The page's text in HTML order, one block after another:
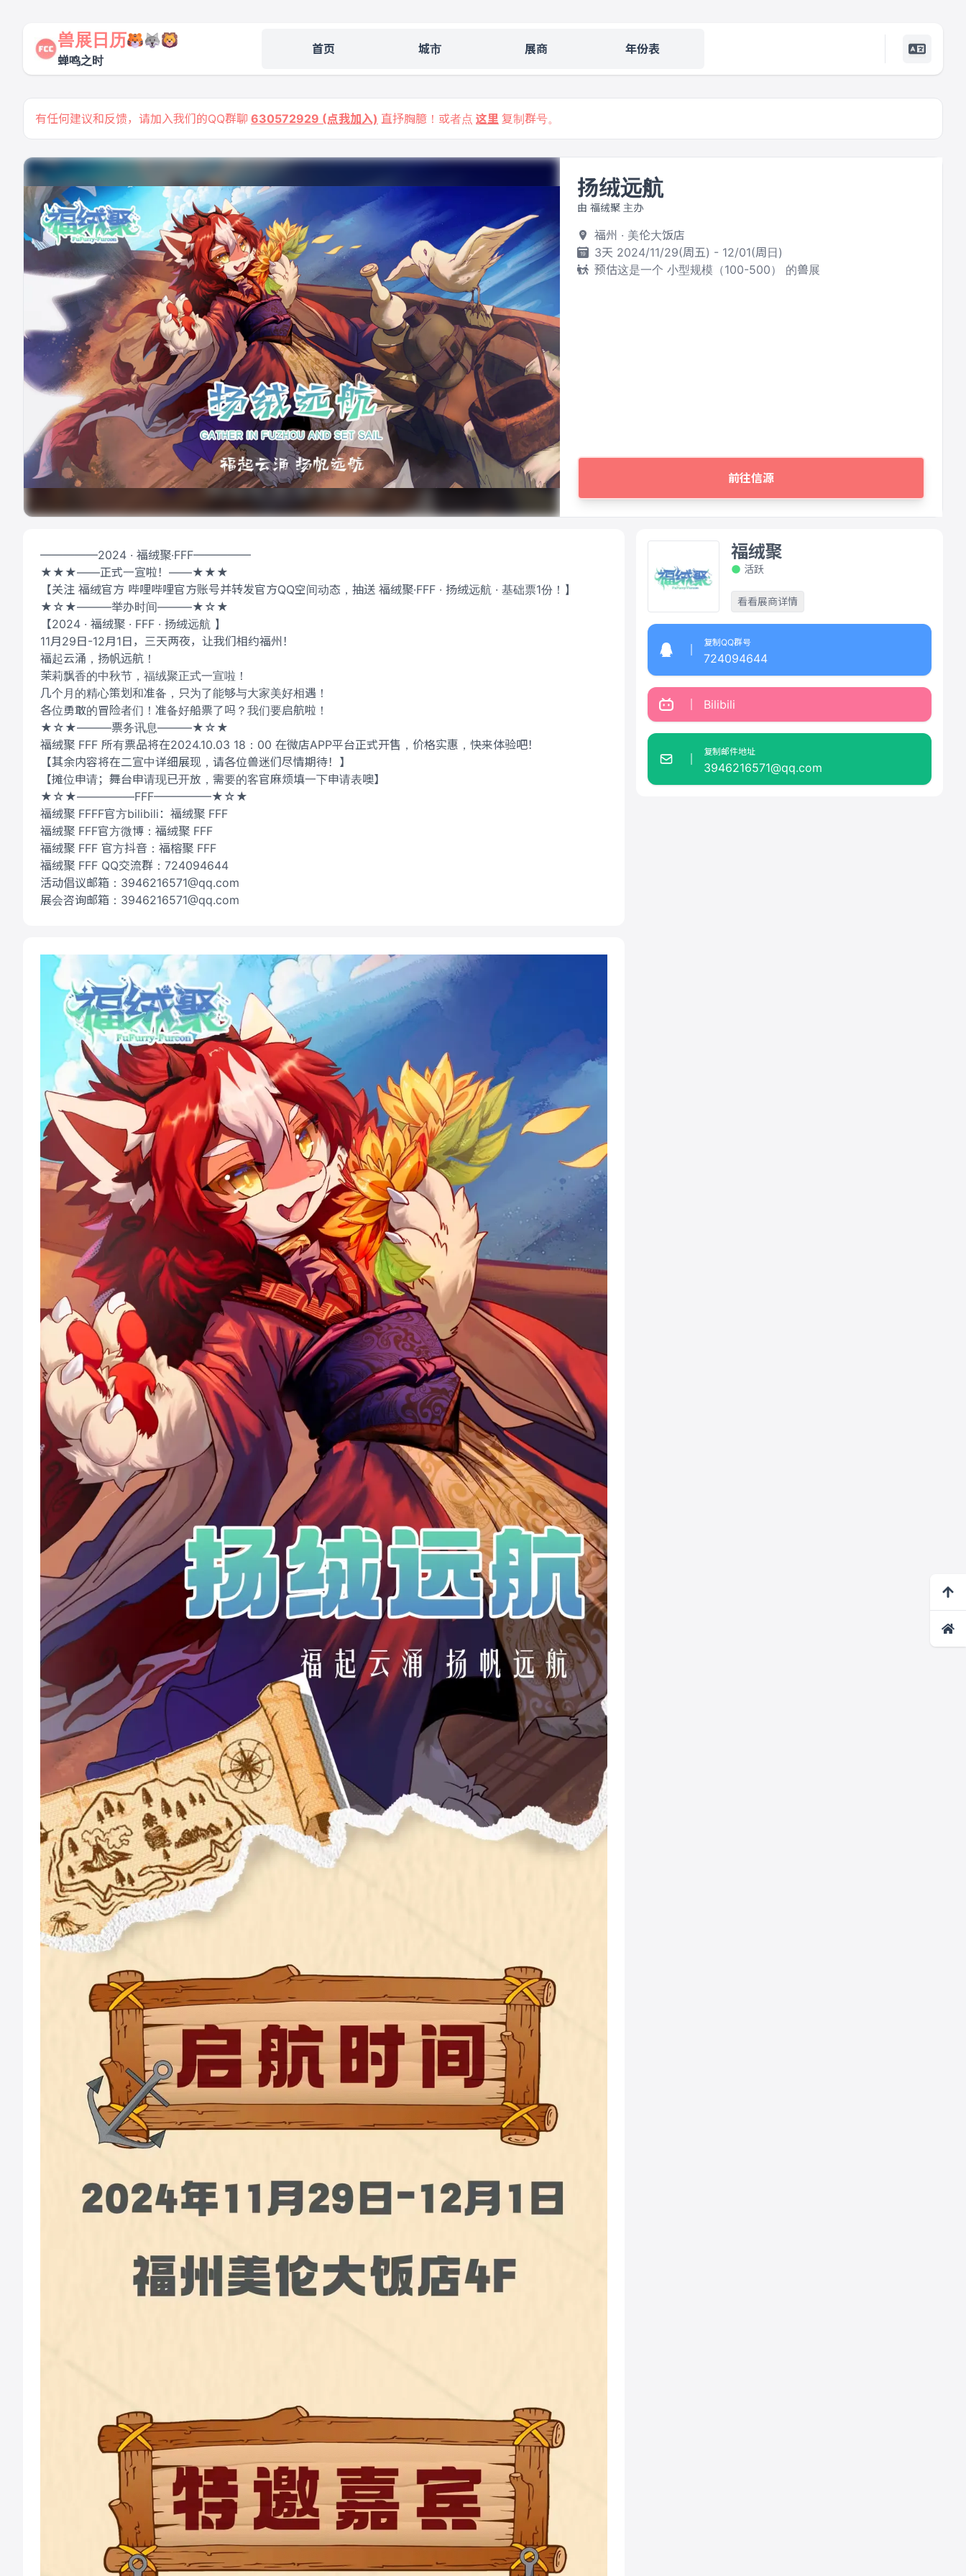
兽展日历
蝉鸣之时
首页 城市 展商 年份表
有任何建议和反馈，请加入我们的QQ群聊 630572929 (点我加入) 直抒胸臆！或者点 这里 复制群号。
扬绒远航
由 福绒聚 主办
福州 · 美伦大饭店
3天 2024/11/29(周五) - 12/01(周日)
预估这是一个 小型规模（100-500） 的兽展
前往信源
—————2024 · 福绒聚·FFF—————
★★★——正式一宣啦！——★★★
【关注 福绒官方 哔哩哔哩官方账号并转发官方QQ空间动态，抽送 福绒聚·FFF · 扬绒远航 · 基础票1份！】
★☆★———举办时间———★☆★
【2024 · 福绒聚 · FFF · 扬绒远航 】
11月29日-12月1日，三天两夜，让我们相约福州！
福起云涌，扬帆远航！
茉莉飘香的中秋节，福绒聚正式一宣啦！
几个月的精心策划和准备，只为了能够与大家美好相遇！
各位勇敢的冒险者们！准备好船票了吗？我们要启航啦！
★☆★———票务讯息———★☆★
福绒聚 FFF 所有票品将在2024.10.03 18：00 在微店APP平台正式开售，价格实惠，快来体验吧！
【其余内容将在二宣中详细展现，请各位兽迷们尽情期待！】
【摊位申请；舞台申请现已开放，需要的客官麻烦填一下申请表噢】
★☆★—————FFF—————★☆★
福绒聚 FFFF官方bilibili：福绒聚 FFF
福绒聚 FFF官方微博：福绒聚 FFF
福绒聚 FFF 官方抖音：福榕聚 FFF
福绒聚 FFF QQ交流群：724094644
活动倡议邮箱：3946216571@qq.com
展会咨询邮箱：3946216571@qq.com
福绒聚
活跃
看看展商详情
复制QQ群号
724094644
Bilibili
复制邮件地址
3946216571@qq.com